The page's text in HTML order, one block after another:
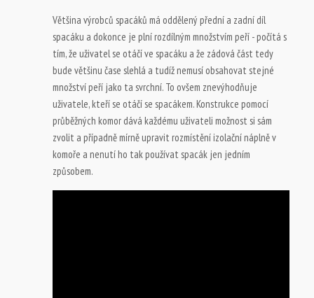
Většina výrobců spacáků má oddělený přední a zadní díl
spacáku a dokonce je plní rozdílným množstvím peří - počítá s
tím, že uživatel se otáčí ve spacáku a že zádová část tedy
bude většinu čase slehlá a tudíž nemusí obsahovat stejné
množství peří jako ta svrchní. To ovšem znevýhodňuje
uživatele, kteří se otáčí se spacákem. Konstrukce pomocí
průběžných komor dává každému uživateli možnost si sám
zvolit a případně mírně upravit rozmístění izolační náplně v
komoře a nenutí ho tak používat spacák jen jedním
způsobem.